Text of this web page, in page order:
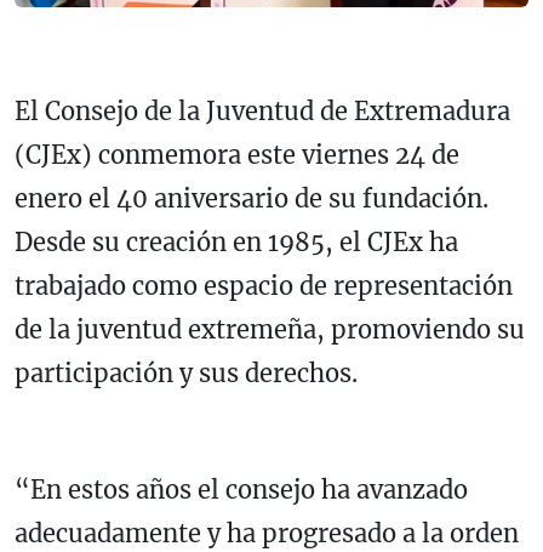
El Consejo de la Juventud de Extremadura
(CJEx) conmemora este viernes 24 de
enero el 40 aniversario de su fundación.
Desde su creación en 1985, el CJEx ha
trabajado como espacio de representación
de la juventud extremeña, promoviendo su
participación y sus derechos.
“En estos años el consejo ha avanzado
adecuadamente y ha progresado a la orden